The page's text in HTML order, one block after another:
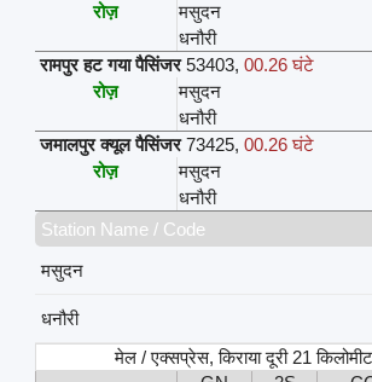
रोज़
मसुदन
धनौरी
रामपुर हट गया पैसिंजर 53403,00.26 घंटे
रोज़
मसुदन
धनौरी
जमालपुर क्यूल पैसिंजर 73425,00.26 घंटे
रोज़
मसुदन
धनौरी
Station Name / Code
मसुदन
धनौरी
मेल / एक्सप्रेस, किराया दूरी 21